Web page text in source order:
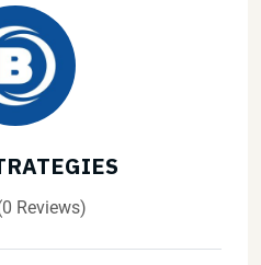
Reviews)